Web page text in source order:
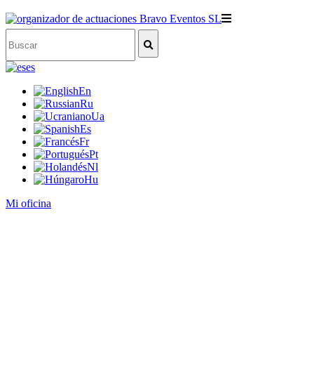
es
En
Ru
Ua
Es
Fr
Pt
Nl
Hu
Mi oficina